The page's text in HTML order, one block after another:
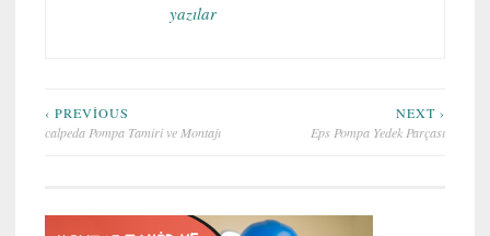
yazılar
Yazı
‹ PREVIOUS
calpeda Pompa Tamiri ve Montajı
NEXT ›
Eps Pompa Yedek Parçası